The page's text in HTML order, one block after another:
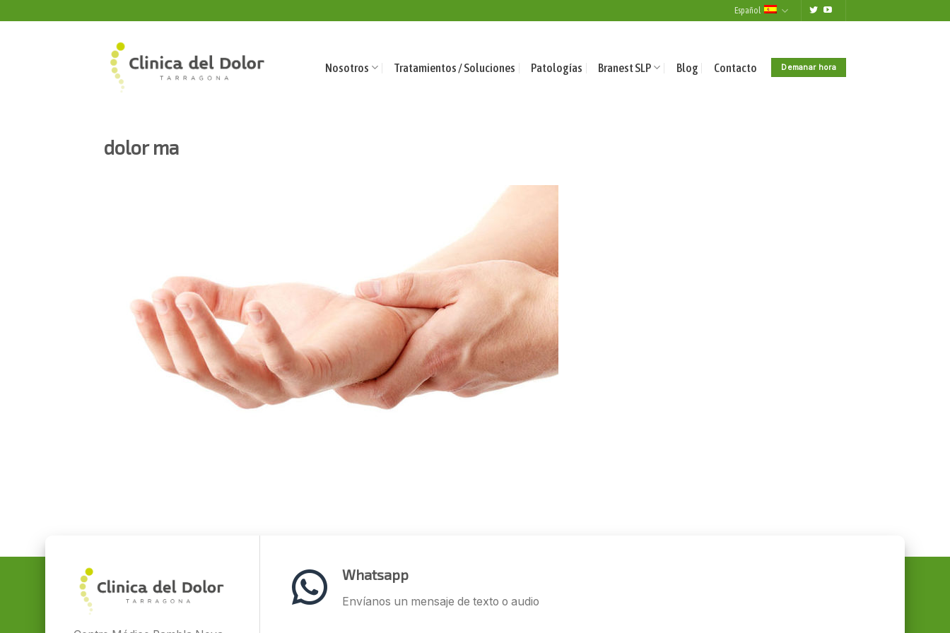
to
Español
Nosotros Tratamientos / Soluciones Patologías Branest SLP Blog Contacto Demanar hora
dolor ma
Whatsapp
Envíanos un mensaje de texto o audio